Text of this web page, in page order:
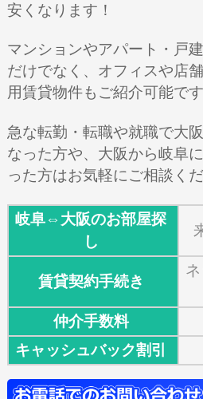
安くなります！
マンションやアパート・戸
だけでなく、オフィスや店
用賃貸物件もご紹介可能です
急な転勤・転職や就職で大
なった方や、大阪から岐阜
った方はお気軽にご相談くだ
岐阜⇔大阪のお部屋探
し
賃貸契約手続き
仲介手数料
キャッシュバック割引